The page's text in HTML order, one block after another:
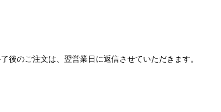
後のご注文は、翌営業日に返信させていただきます。